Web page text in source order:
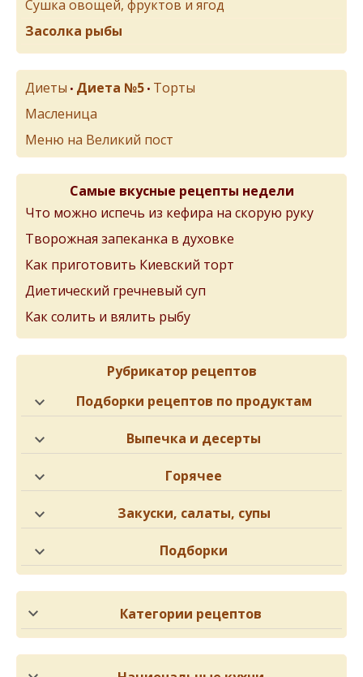
Сушка овощей, фруктов и ягод
Засолка рыбы
Диеты • Диета №5 • Торты
Масленица
Меню на Великий пост
Самые вкусные рецепты недели
Что можно испечь из кефира на скорую руку
Творожная запеканка в духовке
Как приготовить Киевский торт
Диетический гречневый суп
Как солить и вялить рыбу
Рубрикатор рецептов
Подборки рецептов по продуктам
Выпечка и десерты
Горячее
Закуски, салаты, супы
Подборки
Категории рецептов